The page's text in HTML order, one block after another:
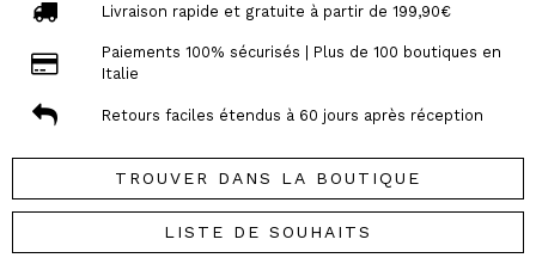
Livraison rapide et gratuite à partir de 199,90€
Paiements 100% sécurisés | Plus de 100 boutiques en
Italie
Retours faciles étendus à 60 jours après réception
TROUVER DANS LA BOUTIQUE
LISTE DE SOUHAITS